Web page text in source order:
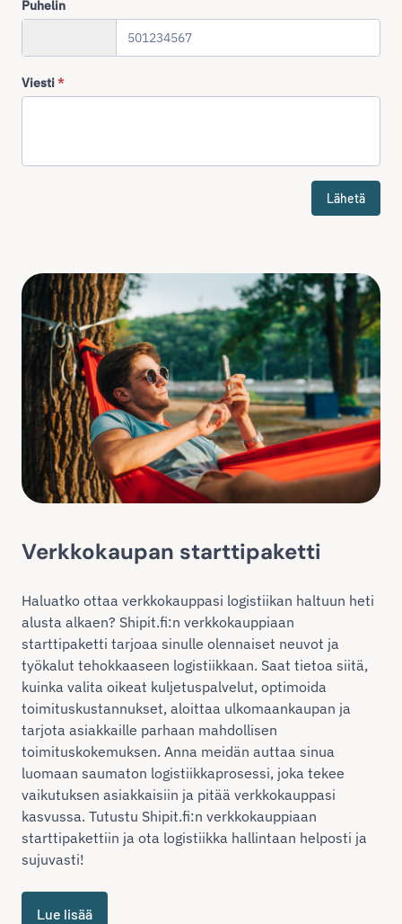
Puhelin
Viesti*
Lähetä
Verkkokaupan starttipaketti
Haluatko ottaa verkkokauppasi logistiikan haltuun heti
alusta alkaen? Shipit.fi:n verkkokauppiaan
starttipaketti tarjoaa sinulle olennaiset neuvot ja
työkalut tehokkaaseen logistiikkaan. Saat tietoa siitä,
kuinka valita oikeat kuljetuspalvelut, optimoida
toimituskustannukset, aloittaa ulkomaankaupan ja
tarjota asiakkaille parhaan mahdollisen
toimituskokemuksen. Anna meidän auttaa sinua
luomaan saumaton logistiikkaprosessi, joka tekee
vaikutuksen asiakkaisiin ja pitää verkkokauppasi
kasvussa. Tutustu Shipit.fi:n verkkokauppiaan
starttipakettiin ja ota logistiikka hallintaan helposti ja
sujuvasti!
Lue lisää